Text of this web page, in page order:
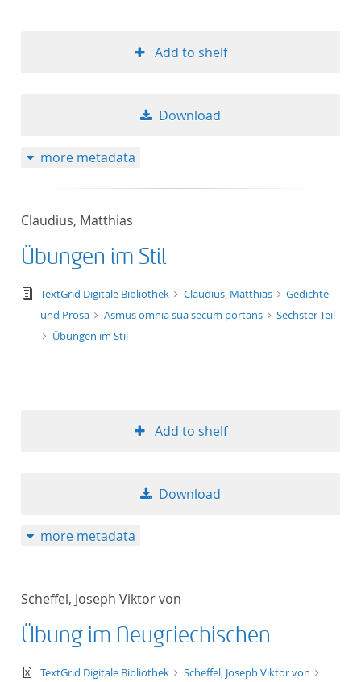
Add to shelf
Download
more metadata
Claudius, Matthias
Übungen im Stil
text/tg.edition+tg.aggregation+xml
TextGrid Digitale Bibliothek Claudius, Matthias
Gedichte
und Prosa
Asmus omnia sua secum portans
Sechster Teil
Übungen im Stil
Add to shelf
Download
more metadata
Scheffel, Joseph Viktor von
Übung im Neugriechischen
text/xml
TextGrid Digitale Bibliothek Scheffel, Joseph Viktor von